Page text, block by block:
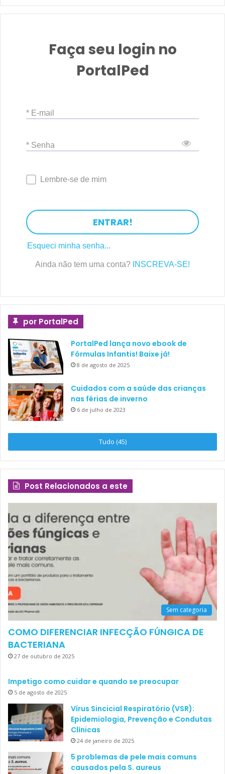
Faça seu login no
PortalPed
* E-mail
* Senha
Lembre-se de mim
ENTRAR!
Esqueci minha senha...
Ainda não tem uma conta? INSCREVA-SE!
por PortalPed
PortalPed lança novo ebook de
Fórmulas Infantis! Baixe já!
8 de agosto de 2025
Cuidados com a saúde das crianças
nas férias de inverno
6 de julho de 2023
Tudo (45)
Post Relacionados a este
Sem categoria
COMO DIFERENCIAR INFECÇÃO FÚNGICA DE
BACTERIANA
27 de outubro de 2025
Impetigo como cuidar e quando se preocupar
5 de agosto de 2025
Vírus Sincicial Respiratório (VSR):
Epidemiologia, Prevenção e Condutas
Clínicas
24 de janeiro de 2025
5 problemas de pele mais comuns
causados pela S. aureus